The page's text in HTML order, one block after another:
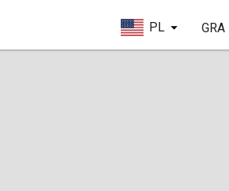
PL GRA